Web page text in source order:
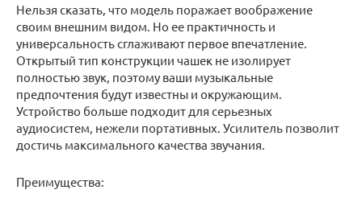
Нельзя сказать, что модель поражает воображение
своим внешним видом. Но ее практичность и
универсальность сглаживают первое впечатление.
Открытый тип конструкции чашек не изолирует
полностью звук, поэтому ваши музыкальные
предпочтения будут известны и окружающим.
Устройство больше подходит для серьезных
аудиосистем, нежели портативных. Усилитель позволит
достичь максимального качества звучания.
Преимущества: